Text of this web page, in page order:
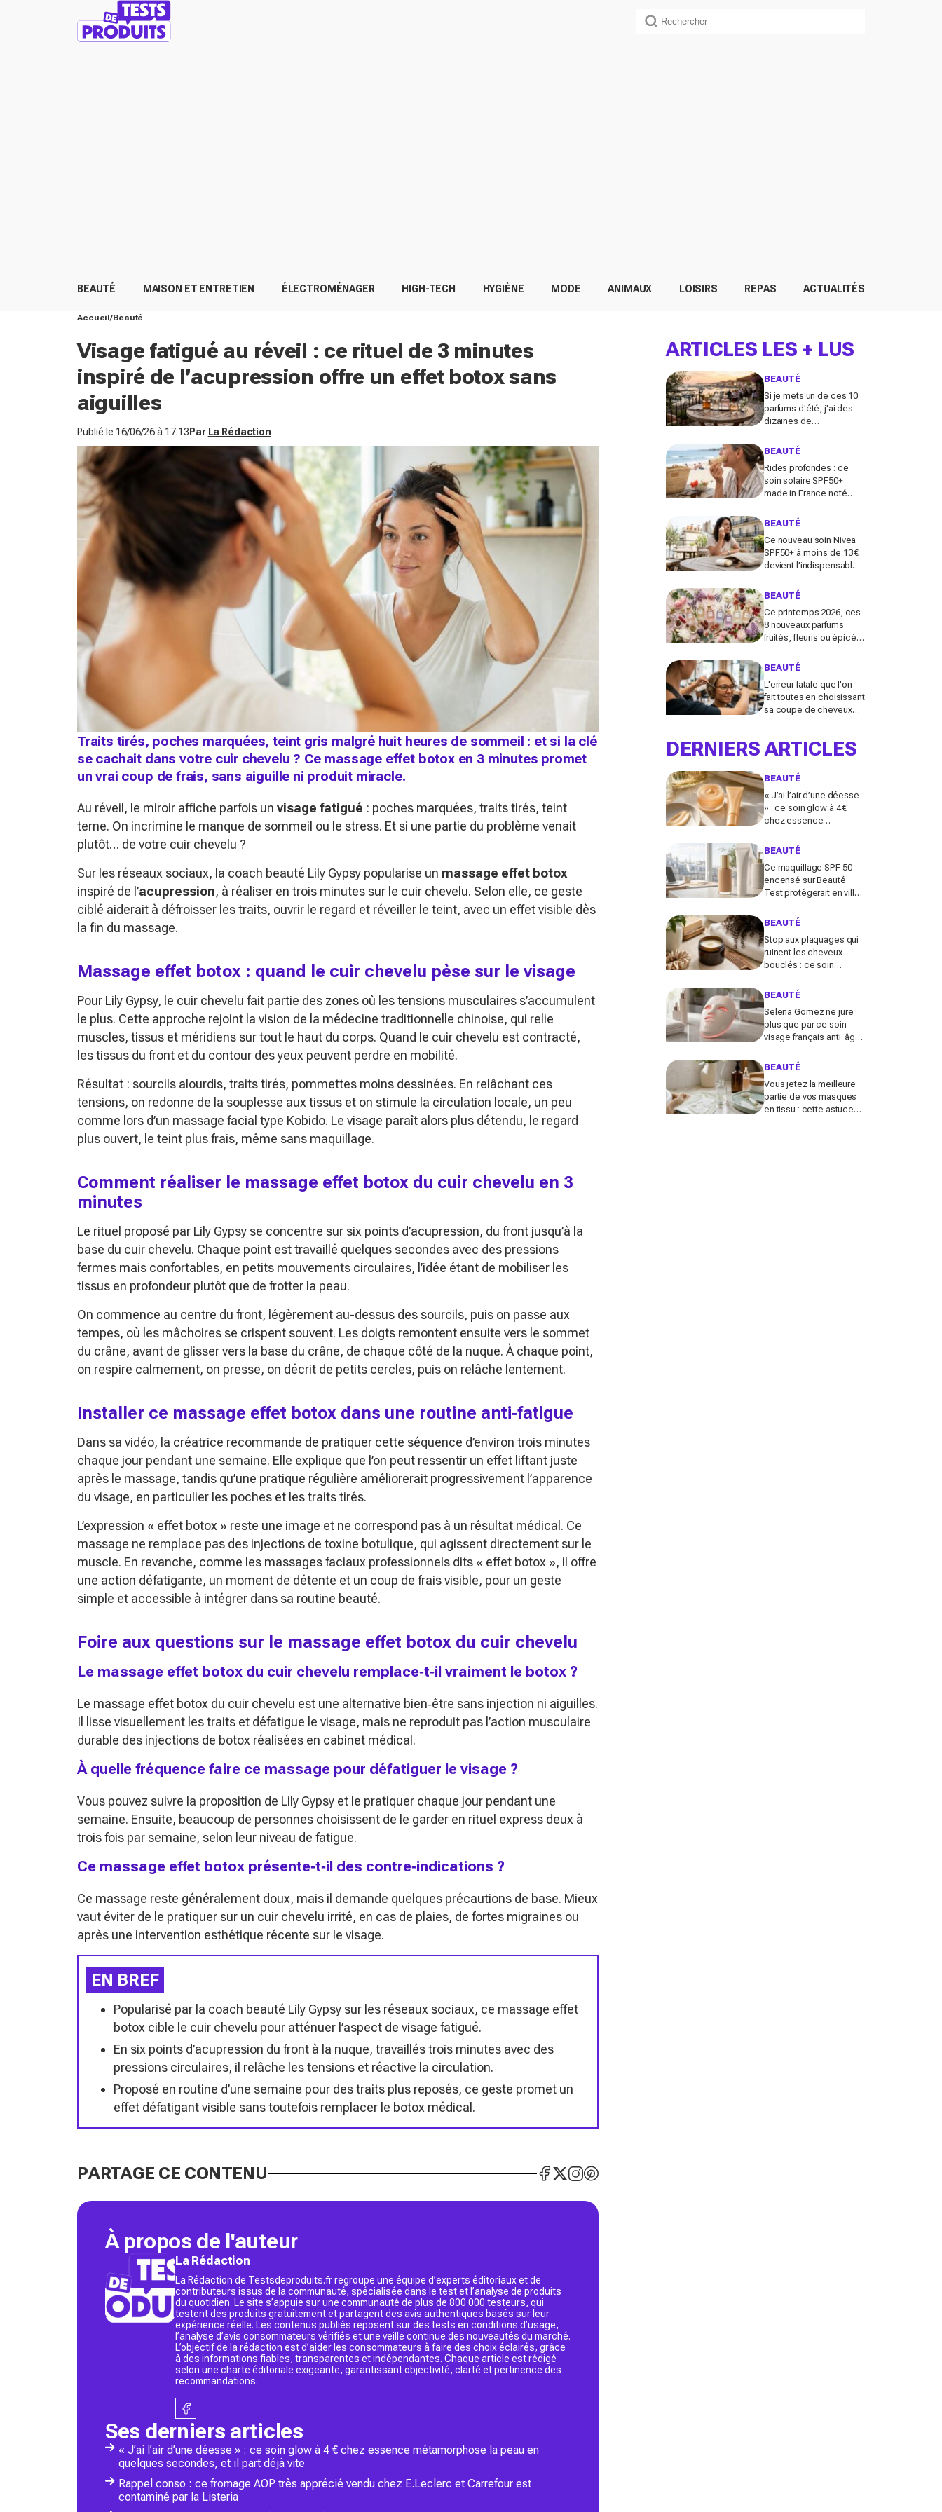
BEAUTÉ MAISON ET ENTRETIEN ÉLECTROMÉNAGER HIGH-TECH HYGIÈNE MODE ANIMAUX LOISIRS REPAS ACTUALITÉS
Accueil Beauté
Visage fatigué au réveil : ce rituel de 3 minutes
inspiré de l’acupression offre un effet botox sans
aiguilles
Publié le 16/06/26 à 17:13 Par La Rédaction
Traits tirés, poches marquées, teint gris malgré huit heures de sommeil : et si la clé
se cachait dans votre cuir chevelu ? Ce massage effet botox en 3 minutes promet
un vrai coup de frais, sans aiguille ni produit miracle.
Au réveil, le miroir affiche parfois un visage fatigué : poches marquées, traits tirés, teint
terne. On incrimine le manque de sommeil ou le stress. Et si une partie du problème venait
plutôt… de votre cuir chevelu ?
Sur les réseaux sociaux, la coach beauté Lily Gypsy popularise un massage effet botox
inspiré de l’acupression, à réaliser en trois minutes sur le cuir chevelu. Selon elle, ce geste
ciblé aiderait à défroisser les traits, ouvrir le regard et réveiller le teint, avec un effet visible dès
la fin du massage.
Massage effet botox : quand le cuir chevelu pèse sur le visage
Pour Lily Gypsy, le cuir chevelu fait partie des zones où les tensions musculaires s’accumulent
le plus. Cette approche rejoint la vision de la médecine traditionnelle chinoise, qui relie
muscles, tissus et méridiens sur tout le haut du corps. Quand le cuir chevelu est contracté,
les tissus du front et du contour des yeux peuvent perdre en mobilité.
Résultat : sourcils alourdis, traits tirés, pommettes moins dessinées. En relâchant ces
tensions, on redonne de la souplesse aux tissus et on stimule la circulation locale, un peu
comme lors d’un massage facial type Kobido. Le visage paraît alors plus détendu, le regard
plus ouvert, le teint plus frais, même sans maquillage.
Comment réaliser le massage effet botox du cuir chevelu en 3
minutes
Le rituel proposé par Lily Gypsy se concentre sur six points d’acupression, du front jusqu’à la
base du cuir chevelu. Chaque point est travaillé quelques secondes avec des pressions
fermes mais confortables, en petits mouvements circulaires, l’idée étant de mobiliser les
tissus en profondeur plutôt que de frotter la peau.
On commence au centre du front, légèrement au-dessus des sourcils, puis on passe aux
tempes, où les mâchoires se crispent souvent. Les doigts remontent ensuite vers le sommet
du crâne, avant de glisser vers la base du crâne, de chaque côté de la nuque. À chaque point,
on respire calmement, on presse, on décrit de petits cercles, puis on relâche lentement.
Installer ce massage effet botox dans une routine anti‑fatigue
Dans sa vidéo, la créatrice recommande de pratiquer cette séquence d’environ trois minutes
chaque jour pendant une semaine. Elle explique que l’on peut ressentir un effet liftant juste
après le massage, tandis qu’une pratique régulière améliorerait progressivement l’apparence
du visage, en particulier les poches et les traits tirés.
L’expression « effet botox » reste une image et ne correspond pas à un résultat médical. Ce
massage ne remplace pas des injections de toxine botulique, qui agissent directement sur le
muscle. En revanche, comme les massages faciaux professionnels dits « effet botox », il offre
une action défatigante, un moment de détente et un coup de frais visible, pour un geste
simple et accessible à intégrer dans sa routine beauté.
Foire aux questions sur le massage effet botox du cuir chevelu
Le massage effet botox du cuir chevelu remplace‑t‑il vraiment le botox ?
Le massage effet botox du cuir chevelu est une alternative bien‑être sans injection ni aiguilles.
Il lisse visuellement les traits et défatigue le visage, mais ne reproduit pas l’action musculaire
durable des injections de botox réalisées en cabinet médical.
À quelle fréquence faire ce massage pour défatiguer le visage ?
Vous pouvez suivre la proposition de Lily Gypsy et le pratiquer chaque jour pendant une
semaine. Ensuite, beaucoup de personnes choisissent de le garder en rituel express deux à
trois fois par semaine, selon leur niveau de fatigue.
Ce massage effet botox présente‑t‑il des contre‑indications ?
Ce massage reste généralement doux, mais il demande quelques précautions de base. Mieux
vaut éviter de le pratiquer sur un cuir chevelu irrité, en cas de plaies, de fortes migraines ou
après une intervention esthétique récente sur le visage.
EN BREF
Popularisé par la coach beauté Lily Gypsy sur les réseaux sociaux, ce massage effet
botox cible le cuir chevelu pour atténuer l’aspect de visage fatigué.
En six points d’acupression du front à la nuque, travaillés trois minutes avec des
pressions circulaires, il relâche les tensions et réactive la circulation.
Proposé en routine d’une semaine pour des traits plus reposés, ce geste promet un
effet défatigant visible sans toutefois remplacer le botox médical.
PARTAGE CE CONTENU
À propos de l'auteur
La Rédaction
La Rédaction de Testsdeproduits.fr regroupe une équipe d’experts éditoriaux et de
contributeurs issus de la communauté, spécialisée dans le test et l’analyse de produits
du quotidien. Le site s’appuie sur une communauté de plus de 800 000 testeurs, qui
testent des produits gratuitement et partagent des avis authentiques basés sur leur
expérience réelle. Les contenus publiés reposent sur des tests en conditions d’usage,
l’analyse d’avis consommateurs vérifiés et une veille continue des nouveautés du marché.
L’objectif de la rédaction est d’aider les consommateurs à faire des choix éclairés, grâce
à des informations fiables, transparentes et indépendantes. Chaque article est rédigé
selon une charte éditoriale exigeante, garantissant objectivité, clarté et pertinence des
recommandations.
Ses derniers articles
« J’ai l’air d’une déesse » : ce soin glow à 4 € chez essence métamorphose la peau en
quelques secondes, et il part déjà vite
Rappel conso : ce fromage AOP très apprécié vendu chez E.Leclerc et Carrefour est
contaminé par la Listeria
ARTICLES LES + LUS
BEAUTÉ
Si je mets un de ces 10
parfums d'été, j'ai des
dizaines de
journée
BEAUTÉ
Rides profondes : ce
soin solaire SPF50+
made in France noté
de freiner leur apparition
BEAUTÉ
Ce nouveau soin Nivea
SPF50+ à moins de 13 €
devient l’indispensable
pour éviter les dégâts du
BEAUTÉ
Ce printemps 2026, ces
8 nouveaux parfums
fruités, fleuris ou épicés
Guerlain vont booster
BEAUTÉ
L'erreur fatale que l'on
fait toutes en choisissant
sa coupe de cheveux
DERNIERS ARTICLES
BEAUTÉ
« J’ai l’air d’une déesse
» : ce soin glow à 4 €
chez essence
en quelques secondes,
BEAUTÉ
Ce maquillage SPF 50
encensé sur Beauté
Test protégerait en ville
faut-il encore mettre une
BEAUTÉ
Stop aux plaquages qui
ruinent les cheveux
bouclés : ce soin
Secrets de Loly fait la
BEAUTÉ
Selena Gomez ne jure
plus que par ce soin
visage français anti-âge :
LED à près de 700 €
BEAUTÉ
Vous jetez la meilleure
partie de vos masques
en tissu : cette astuce